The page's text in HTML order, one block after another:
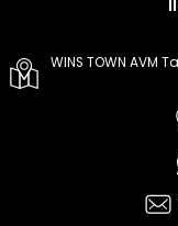
WINS TOWN AVM